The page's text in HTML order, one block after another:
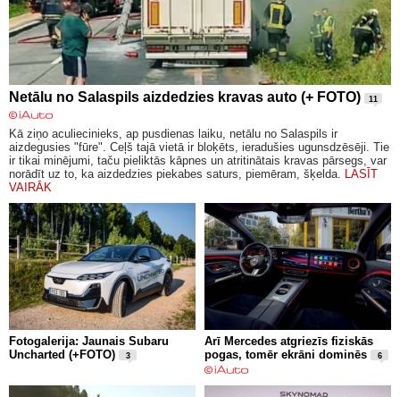
Netālu no Salaspils aizdedzies kravas auto (+ FOTO) 11
Kā ziņo aculiecinieks, ap pusdienas laiku, netālu no Salaspils ir
aizdegusies "fūre". Ceļš tajā vietā ir bloķēts, ieradušies ugunsdzēsēji. Tie
ir tikai minējumi, taču pieliktās kāpnes un atritinātais kravas pārsegs, var
norādīt uz to, ka aizdedzies piekabes saturs, piemēram, šķelda.
LASĪT
VAIRĀK
Fotogalerija: Jaunais Subaru
Uncharted (+FOTO)
3
Arī Mercedes atgriezīs fiziskās
pogas, tomēr ekrāni dominēs
6